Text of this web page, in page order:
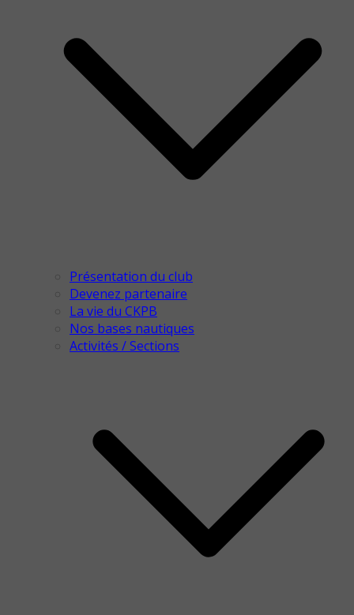
Présentation du club
Devenez partenaire
La vie du CKPB
Nos bases nautiques
Activités / Sections